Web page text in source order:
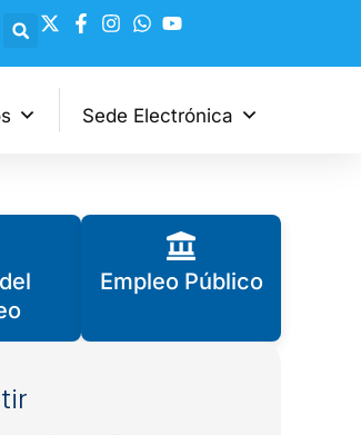
Sede Electrónica
Empleo Público